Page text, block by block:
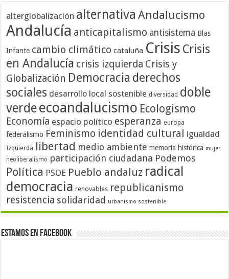
alterglobalización alternativa Andalucismo
Andalucía anticapitalismo antisistema Blas
Infante cambio climático cataluña Crisis Crisis
en Andalucía crisis izquierda Crisis y
Globalización Democracia derechos
sociales desarrollo local sostenible diversidad doble
verdeecoandalucismo Ecologismo
Economía espacio político esperanza europa
federalismo Feminismo identidad cultural igualdad
Izquierda libertad medio ambiente memoria histórica mujer
neoliberalismo participación ciudadana Podemos
Política PSOE Pueblo andaluz radical
democracia renovables republicanismo
resistencia solidaridad urbanismo sostenible
Estamos en Facebook